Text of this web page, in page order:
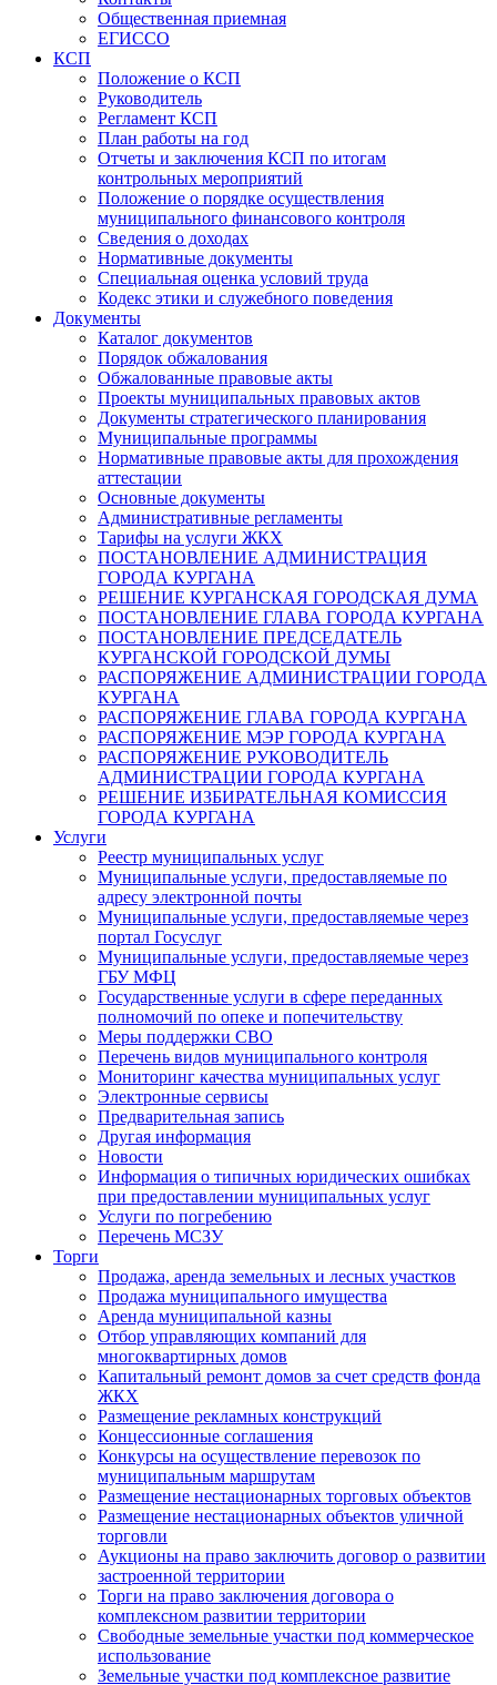
Общественная приемная
ЕГИССО
КСП
Положение о КСП
Руководитель
Регламент КСП
План работы на год
Отчеты и заключения КСП по итогам
контрольных мероприятий
Положение о порядке осуществления
муниципального финансового контроля
Сведения о доходах
Нормативные документы
Специальная оценка условий труда
Кодекс этики и служебного поведения
Документы
Каталог документов
Порядок обжалования
Обжалованные правовые акты
Проекты муниципальных правовых актов
Документы стратегического планирования
Муниципальные программы
Нормативные правовые акты для прохождения
аттестации
Основные документы
Административные регламенты
Тарифы на услуги ЖКХ
ПОСТАНОВЛЕНИЕ АДМИНИСТРАЦИЯ
ГОРОДА КУРГАНА
РЕШЕНИЕ КУРГАНСКАЯ ГОРОДСКАЯ ДУМА
ПОСТАНОВЛЕНИЕ ГЛАВА ГОРОДА КУРГАНА
ПОСТАНОВЛЕНИЕ ПРЕДСЕДАТЕЛЬ
КУРГАНСКОЙ ГОРОДСКОЙ ДУМЫ
РАСПОРЯЖЕНИЕ АДМИНИСТРАЦИИ ГОРОДА
КУРГАНА
РАСПОРЯЖЕНИЕ ГЛАВА ГОРОДА КУРГАНА
РАСПОРЯЖЕНИЕ МЭР ГОРОДА КУРГАНА
РАСПОРЯЖЕНИЕ РУКОВОДИТЕЛЬ
АДМИНИСТРАЦИИ ГОРОДА КУРГАНА
РЕШЕНИЕ ИЗБИРАТЕЛЬНАЯ КОМИССИЯ
ГОРОДА КУРГАНА
Услуги
Реестр муниципальных услуг
Муниципальные услуги, предоставляемые по
адресу электронной почты
Муниципальные услуги, предоставляемые через
портал Госуслуг
Муниципальные услуги, предоставляемые через
ГБУ МФЦ
Государственные услуги в сфере переданных
полномочий по опеке и попечительству
Меры поддержки СВО
Перечень видов муниципального контроля
Мониторинг качества муниципальных услуг
Электронные сервисы
Предварительная запись
Другая информация
Новости
Информация о типичных юридических ошибках
при предоставлении муниципальных услуг
Услуги по погребению
Перечень МСЗУ
Торги
Продажа, аренда земельных и лесных участков
Продажа муниципального имущества
Аренда муниципальной казны
Отбор управляющих компаний для
многоквартирных домов
Капитальный ремонт домов за счет средств фонда
ЖКХ
Размещение рекламных конструкций
Концессионные соглашения
Конкурсы на осуществление перевозок по
муниципальным маршрутам
Размещение нестационарных торговых объектов
Размещение нестационарных объектов уличной
торговли
Аукционы на право заключить договор о развитии
застроенной территории
Торги на право заключения договора о
комплексном развитии территории
Свободные земельные участки под коммерческое
использование
Земельные участки под комплексное развитие